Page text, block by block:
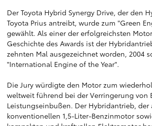
Der Toyota Hybrid Synergy Drive, der den
Toyota Prius antreibt, wurde zum "Green
gewählt. Als einer der erfolgreichsten
Geschichte des Awards ist der
zehnten Mal ausgezeichnet worden, 2004
"International Engine of the Year".
Die Jury würdigte den Motor zum
weltweit führend bei der Verringerung von
Leistungseinbußen. Der Hybridantrieb, der
konventionellen 1,5-Liter-Benzinmotor